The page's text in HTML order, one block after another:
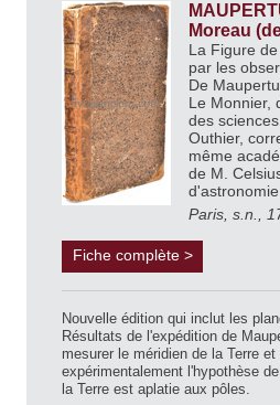
Moreau
La Figure
par les
De
Le Monnier,
des
Outhier,
même
de M.
d'astronomie
Paris, s.n.,
Fiche complète >
Nouvelle édition qui inclut les
Résultats de l'expédition de
mesurer le méridien de la Terre
expérimentalement l'hypothèse
la Terre est aplatie aux pôles.